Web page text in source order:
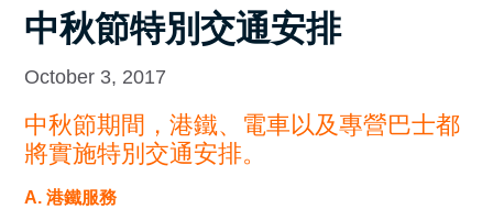
中秋節特別交通安排
October 3, 2017
中秋節期間，港鐵、電車以及專營巴士都
將實施特別交通安排。
A. 港鐵服務